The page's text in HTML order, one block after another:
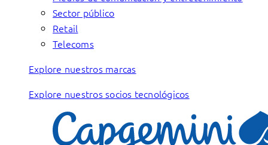
Sector público
Retail
Telecoms
Explore nuestros marcas
Explore nuestros socios tecnológicos